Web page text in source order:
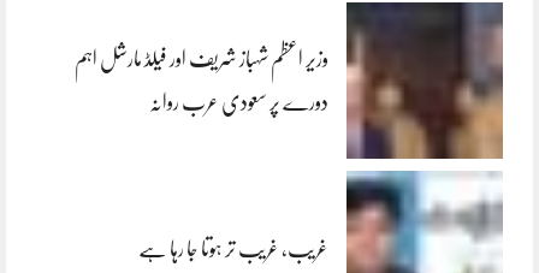
وزیر اعظم شہباز شریف اور فیلڈ مارشل اہم
دورے پر سعودی عرب روانہ
غریب، غریب تر ہوتا جا رہا ہے